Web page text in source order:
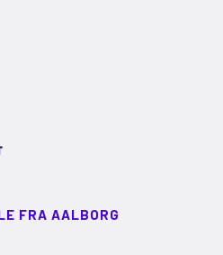
FRA AALBORG